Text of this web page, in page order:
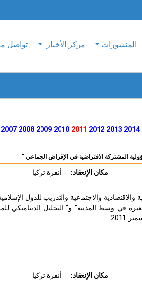
المنشورات مركز الأخبار تواصل
2014
2013
2012
2011
2010
2009
2008
2007
المشتركة الافتراضية في الإقراض الجماعي "
مكان الإنعقاد: أنقرة تركيا
والاجتماعية والتدريب للدول
في وسط المدينة" و" التحليل الديناميكي
مكان الإنعقاد: أنقرة تركيا